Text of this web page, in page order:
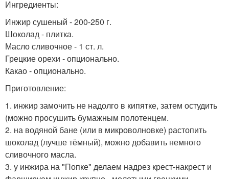
Ингредиенты:
Инжир сушеный - 200-250 г.
Шоколад - плитка.
Масло сливочное - 1 ст. л.
Грецкие орехи - опционально.
Какао - опционально.
Приготовление:
1. инжир замочить не надолго в кипятке, затем остудить
(можно просушить бумажным полотенцем.
2. на водяной бане (или в микроволновке) растопить
шоколад (лучше тёмный), можно добавить немного
сливочного масла.
3. у инжира на "Попке" делаем надрез крест-накрест и